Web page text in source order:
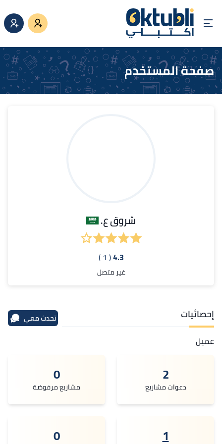
صفحة المستخدم
شروق ع.
4.3
( 1 )
غير متصل
إحصائيات تحدث معي
عميل
2
دعوات مشاريع
0
مشاريع مرفوضة
1
0